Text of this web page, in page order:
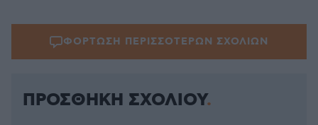
ΦΟΡΤΩΣΗ ΠΕΡΙΣΣΟΤΕΡΩΝ ΣΧΟΛΙΩΝ
ΠΡΟΣΘΗΚΗ ΣΧΟΛΙΟΥ